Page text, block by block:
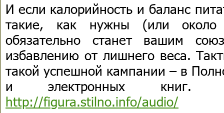
И если калорийность и баланс
такие, как нужны (или около
обязательно станет вашим
избавлению от лишнего веса.
такой успешной кампании – в
и электронных книг.
http://figura.stilno.info/audio/